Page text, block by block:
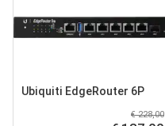
Ubiquiti EdgeRouter 6P
€ 228,00